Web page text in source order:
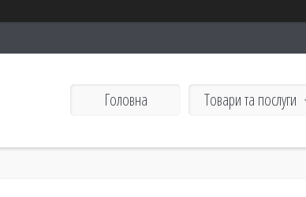
Головна Товари та послуги